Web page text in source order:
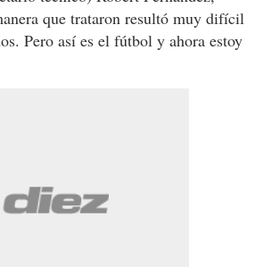
que trataron resultó muy difícil
Pero así es el fútbol y ahora estoy